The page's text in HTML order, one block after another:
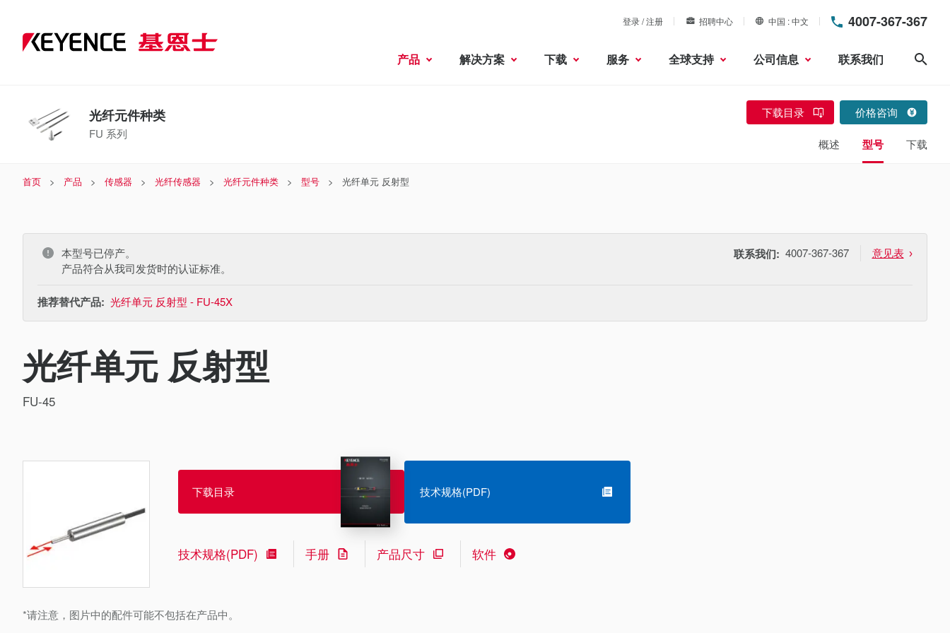
登录 / 注册 招聘中心 中国 中文 4007-367-367
产品 解决方案 下载 服务 全球支持 公司信息 联系我们
光纤元件种类
FU 系列
下载目录 价格咨询
概述 型号 下载
首页 产品 传感器 光纤传感器 光纤元件种类 型号 光纤单元 反射型
本型号已停产。
产品符合从我司发货时的认证标准。
推荐替代产品: 光纤单元 反射型 - FU-45X
联系我们: 4007-367-367 意见表
光纤单元 反射型
FU-45
*请注意，图片中的配件可能不包括在产品中。
下载目录 技术规格(PDF)
技术规格(PDF) 手册 产品尺寸 软件